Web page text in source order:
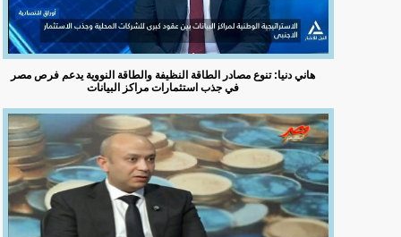
هاني دنيا: تنوع مصادر الطاقة النظيفة والطاقة النووية يدعم فرص مصر
في جذب استثمارات مراكز البيانات